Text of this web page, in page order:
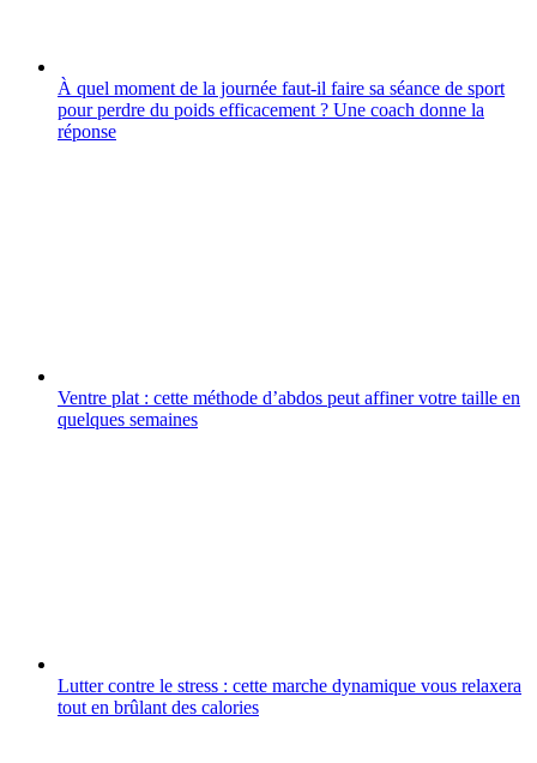
À quel moment de la journée faut-il faire sa séance de sport
pour perdre du poids efficacement ? Une coach donne la
réponse
Ventre plat : cette méthode d’abdos peut affiner votre taille en
quelques semaines
Lutter contre le stress : cette marche dynamique vous relaxera
tout en brûlant des calories